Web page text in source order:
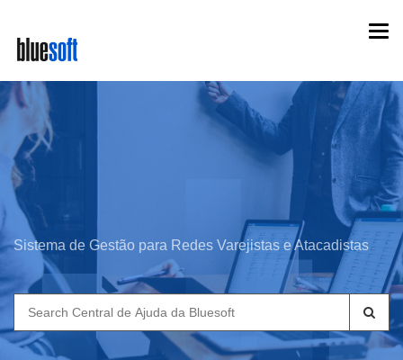
main
content
Sistema de Gestão para Redes Varejistas e Atacadistas
Search
for: